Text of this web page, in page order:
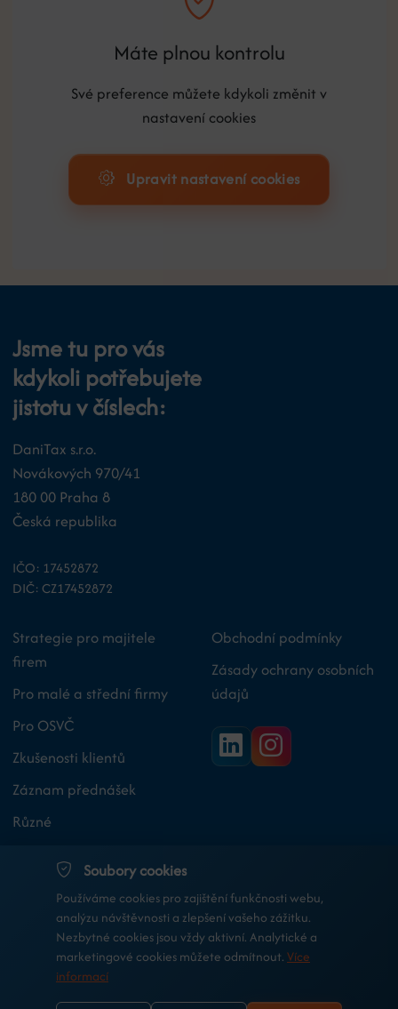
Máte plnou kontrolu
Své preference můžete kdykoli změnit v
nastavení cookies
Upravit nastavení cookies
Jsme tu pro vás
kdykoli potřebujete
jistotu v číslech:
DaniTax s.r.o.
Novákových 970/41
180 00 Praha 8
Česká republika
IČO: 17452872
DIČ: CZ17452872
Strategie pro majitele
firem
Pro malé a střední firmy
Pro OSVČ
Zkušenosti klientů
Záznam přednášek
Různé
Průvodce podnikáním
Obchodní podmínky
Zásady ochrany osobních
údajů
2026 DaniTax s.r.o.Profesionální účetní a daňové strategie pro
moderní podnikání.
Soubory cookies
Používáme cookies pro zajištění funkčnosti webu,
analýzu návštěvnosti a zlepšení vašeho zážitku.
Nezbytné cookies jsou vždy aktivní. Analytické a
marketingové cookies můžete odmítnout. Více
informací